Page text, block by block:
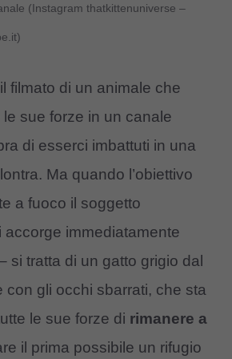
(Instagram thatkittenuniverse –
filmato di un animale che
sue forze in un canale
di esserci imbattuti in una
Ma quando l’obiettivo
a fuoco il soggetto
accorge immediatamente
si tratta di un gatto grigio dal
con gli occhi sbarrati, che sta
le sue forze di rimanere a
il prima possibile un rifugio